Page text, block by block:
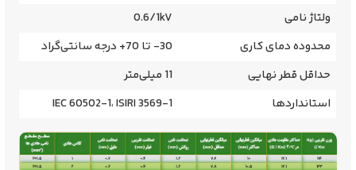
ولتاژ نامی
0.6/1kV
محدوده دمای کاری
30- تا 70+ درجه سانتی‌گراد
حداقل قطر نهایی
11 میلی‌متر
استانداردها
IEC 60502-1، ISIRI 3569-1